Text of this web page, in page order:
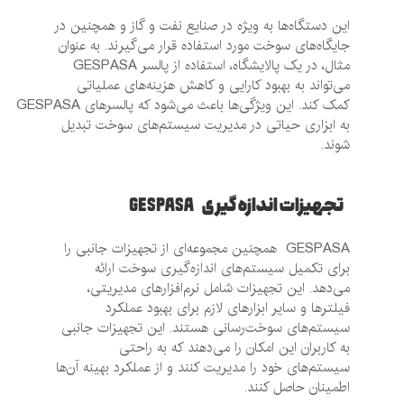
این دستگاه‌ها به ویژه در صنایع نفت و گاز و همچنین در
جایگاه‌های سوخت مورد استفاده قرار می‌گیرند. به عنوان
مثال، در یک پالایشگاه، استفاده از پالسر GESPASA
می‌تواند به بهبود کارایی و کاهش هزینه‌های عملیاتی
کمک کند. این ویژگی‌ها باعث می‌شود که پالسرهای GESPASA
به ابزاری حیاتی در مدیریت سیستم‌های سوخت تبدیل
تجهیزات اندازه گیری GESPASA
GESPASA همچنین مجموعه‌ای از تجهیزات جانبی را
برای تکمیل سیستم‌های اندازه‌گیری سوخت ارائه
می‌دهد. این تجهیزات شامل نرم‌افزارهای مدیریتی،
فیلترها و سایر ابزارهای لازم برای بهبود عملکرد
سیستم‌های سوخت‌رسانی هستند. این تجهیزات جانبی
به کاربران این امکان را می‌دهند که به راحتی
سیستم‌های خود را مدیریت کنند و از عملکرد بهینه آن‌ها
اطمینان حاصل کنند.